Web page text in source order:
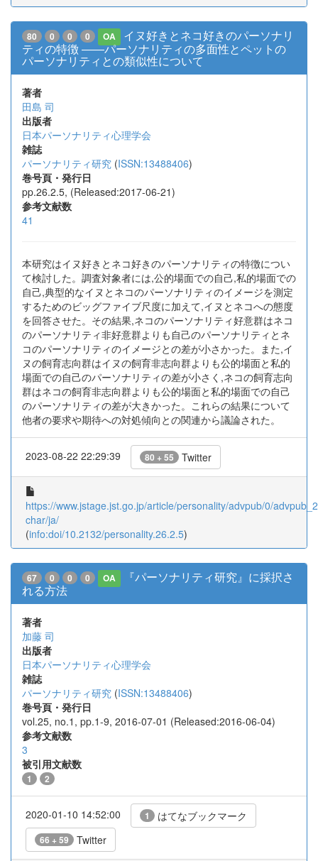
80 0 0 0 OA
イヌ好きとネコ好きのパーソナリ
ティの特徴 ――パーソナリティの多面性とペットの
パーソナリティとの類似性について
著者
田島 司
出版者
日本パーソナリティ心理学会
雑誌
パーソナリティ研究 (ISSN:13488406)
巻号頁・発行日
pp.26.2.5, (Released:2017-06-21)
参考文献数
41
本研究はイヌ好きとネコ好きのパーソナリティの特徴につい
て検討した。調査対象者には,公的場面での自己,私的場面での
自己,典型的なイヌとネコのパーソナリティのイメージを測定
するためのビッグファイブ尺度に加えて,イヌとネコへの態度
を回答させた。その結果,ネコのパーソナリティ好意群はネコ
のパーソナリティ非好意群よりも自己のパーソナリティとネ
コのパーソナリティのイメージとの差が小さかった。また,イ
ヌの飼育志向群はイヌの飼育非志向群よりも公的場面と私的
場面での自己のパーソナリティの差が小さく,ネコの飼育志向
群はネコの飼育非志向群よりも公的場面と私的場面での自己
のパーソナリティの差が大きかった。これらの結果について
他者の要求や期待への対処傾向との関連から議論された。
2023-08-22 22:29:39 80 + 55 Twitter
https://www.jstage.jst.go.jp/article/personality/advpub/0/
char/ja/
(info:doi/10.2132/personality.26.2.5)
67 0 0 0 OA
『パーソナリティ研究』に採択さ
れる方法
著者
加藤 司
出版者
日本パーソナリティ心理学会
雑誌
パーソナリティ研究 (ISSN:13488406)
巻号頁・発行日
vol.25, no.1, pp.1-9, 2016-07-01 (Released:2016-06-04)
参考文献数
3
被引用文献数
1 2
2020-01-10 14:52:00 1 はてなブックマーク
66 + 59 Twitter